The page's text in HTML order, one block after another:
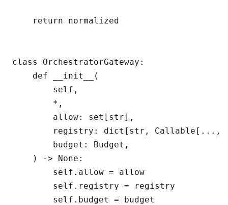
    return normalized
class OrchestratorGateway:
    def __init__(
        self,
        *,
        allow: set[str],
registry: dict[str, Callable[...,
        budget: Budget,
    ) -> None:
        self.allow = allow
        self.registry = registry
        self.budget = budget